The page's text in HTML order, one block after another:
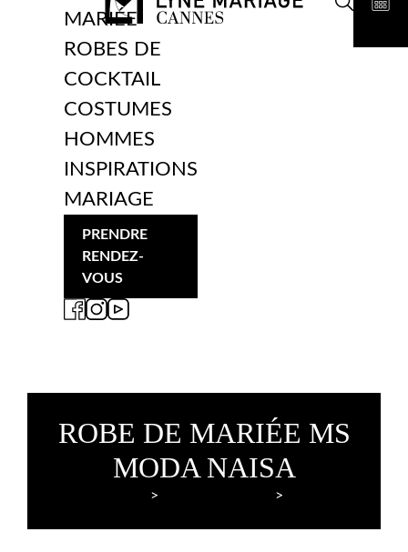
MARIÉE
ROBES DE
COCKTAIL
COSTUMES
HOMMES
INSPIRATIONS
MARIAGE
PRENDRE
RENDEZ-
VOUS
ROBE DE MARIÉE MS
MODA NAISA